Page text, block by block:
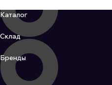
Каталог
Склад
Бренды